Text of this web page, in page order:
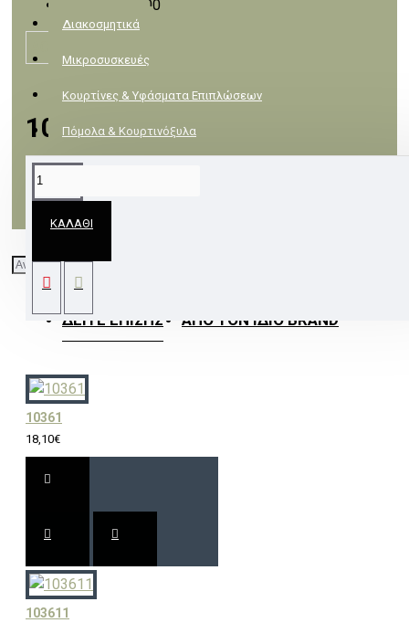
Διακοσμητικά
Μικροσυσκευές
Κουρτίνες & Υφάσματα Επιπλώσεων
Πόμολα & Κουρτινόξυλα
Πλακάκια & Είδη Υγιεινής
Λευκά είδη
2000
10,91€
ΚΑΛΆΘΙ
ΑΝΑΡΤΗΣΗ ΦΩΤΙΣΤΙΚΟ ΑΣΗΜΙ 60W E27
ΔΕΊΤΕ ΕΠΊΣΗΣ ΑΠΌ ΤΟΝ ΊΔΙΟ BRAND
10361
18,10€
103611